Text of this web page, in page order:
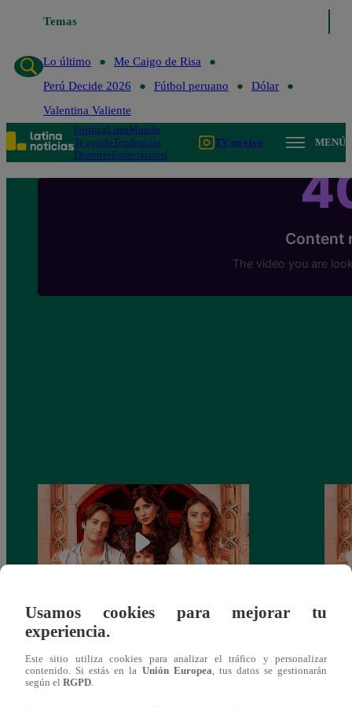
Temas
Lo último
Me Caigo de Risa
Perú Decide 2026
Fútbol peruano
Dólar
Valentina Valiente
PolíticaLimaMundo
Te ayudoTendencias
DeportesEspectáculos
TV en vivo MENÚ
El Destino de Melek – ver capítulo 159
Usamos cookies para mejorar tu
experiencia.
Este sitio utiliza cookies para analizar el tráfico y personalizar
contenido. Si estás en la Unión Europea, tus datos se gestionarán
según el RGPD.